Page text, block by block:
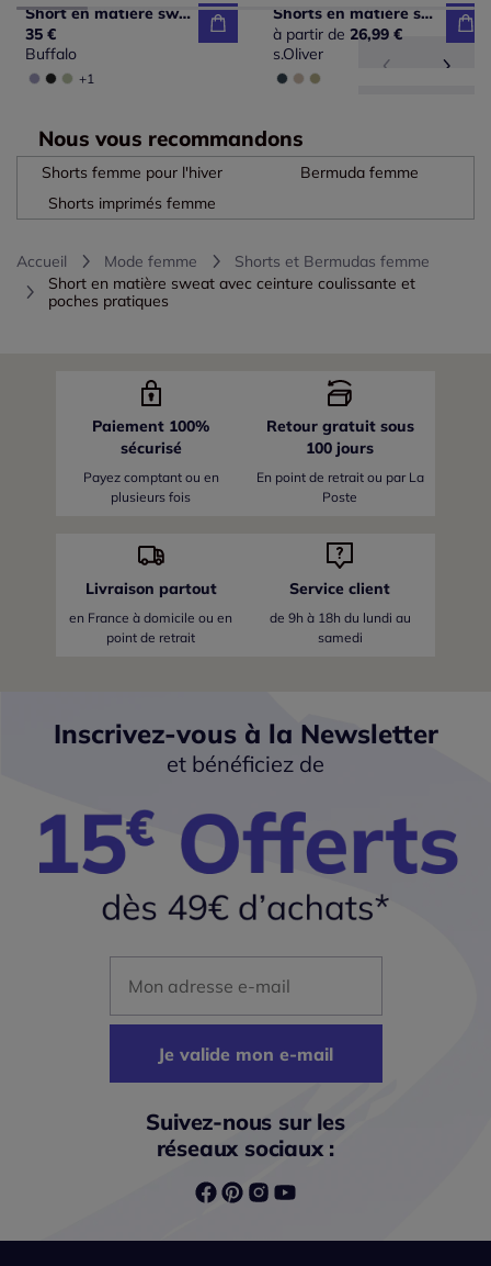
Short en matière sweat avec imprimé et poches fendues
35 €
Buffalo
+1
Shorts en matière sweat avec poches et ceinture élastique
à partir de 26,99 €
s.Oliver
Nous vous recommandons
Shorts femme pour l'hiver
Bermuda femme
Shorts imprimés femme
Accueil Mode femme
Shorts et Bermudas femme
Short en matière sweat avec ceinture coulissante et
poches pratiques
Paiement 100%
sécurisé
Payez comptant ou en
plusieurs fois
Retour gratuit sous
100 jours
En point de retrait ou par La
Poste
Livraison partout
en France à domicile ou en
point de retrait
Service client
de 9h à 18h du lundi au
samedi
Inscrivez-vous à la Newsletter
et bénéficiez de
Je valide mon e-mail
Suivez-nous sur les
réseaux sociaux :